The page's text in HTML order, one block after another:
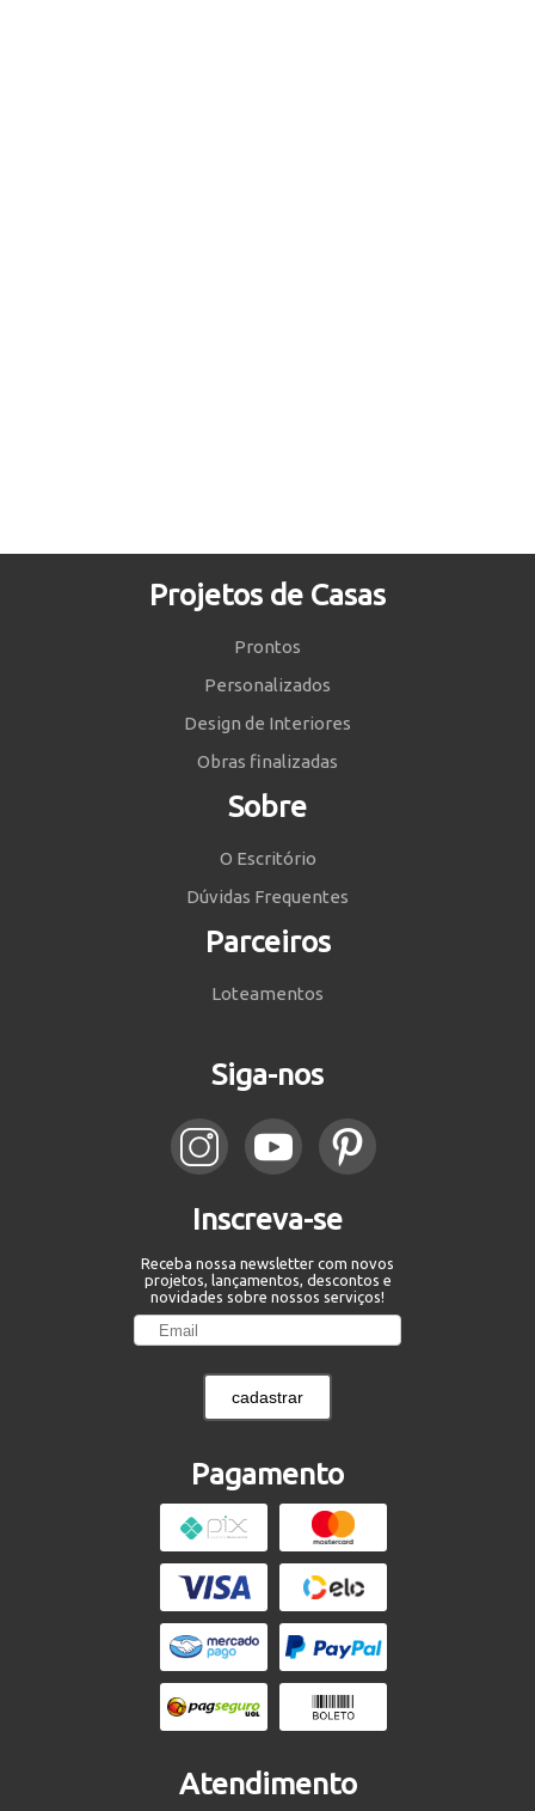
Projetos de Casas
Prontos
Personalizados
Design de Interiores
Obras finalizadas
Sobre
O Escritório
Dúvidas Frequentes
Parceiros
Loteamentos
Siga-nos
Inscreva-se
Receba nossa newsletter com novos
projetos, lançamentos, descontos e
novidades sobre nossos serviços!
cadastrar
Pagamento
Atendimento